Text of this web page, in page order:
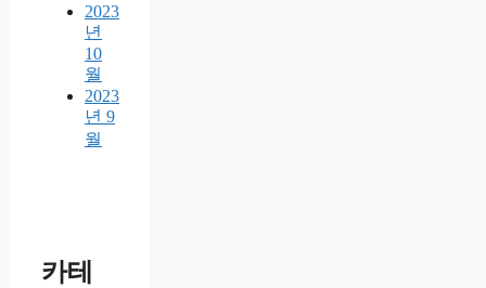
2023
년
10
월
2023
년 9
월
카테